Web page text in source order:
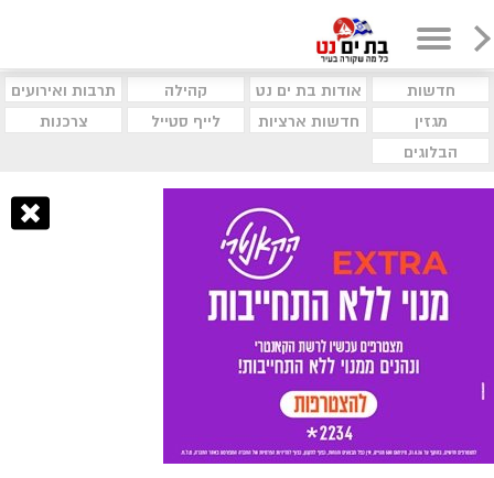
חדשות אודות בת ים נט קהילה
תרבות ואירועים
מגזין
חדשות ארציות לייף סטייל
צרכנות
הבלוגים